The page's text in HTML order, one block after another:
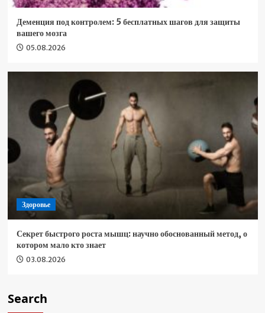
Деменция под контролем: 5 бесплатных шагов для защиты
вашего мозга
05.08.2026
Здоровье
Секрет быстрого роста мышц: научно обоснованный метод, о
котором мало кто знает
03.08.2026
Search